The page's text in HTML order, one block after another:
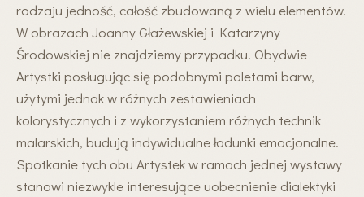
rodzaju jedność, całość zbudowaną z wielu elementów.
W obrazach Joanny Głażewskiej i Katarzyny
Środowskiej nie znajdziemy przypadku. Obydwie
Artystki posługując się podobnymi paletami barw,
użytymi jednak w różnych zestawieniach
kolorystycznych i z wykorzystaniem różnych technik
malarskich, budują indywidualne ładunki emocjonalne.
Spotkanie tych obu Artystek w ramach jednej wystawy
stanowi niezwykle interesujące uobecnienie dialektyki